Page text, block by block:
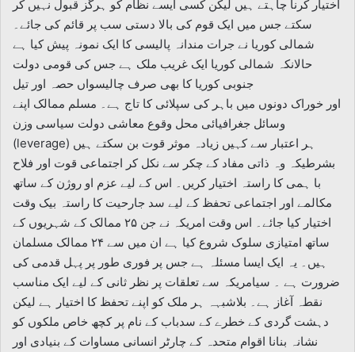
اختیار کرنا چاہتے ہیں لیکن کسی ایسے نظام کو ہرگز قبول نہیں کر
سکتے جس میں ایک قوم کی بالا دستی سب پر قائم کی جائے۔
شمالی کوریا نے جرات مندانہ پالیسی کا ایک نمونہ پیش کیا ہے
حالانکہ شمالی کوریا ایک غریب ملک ہے جس کی قومی دولت
جنوبی کوریا کا بھی صرف چالیسواں حصہ اور تیل
اور خوراک دونوں میں باہر کی سپلائی کا تاج ہے۔ مسلم ممالک اپنے
وسائل جغرافیائی محل وقوع معاشی دولت سیاسی وزن
(leverage) ہر اعتبار سے کہیں زیادہ موثر قوت بن سکتے ہیں
بشرطیکہ وہ ذاتی مفاد کے چکر سے نکل کر اجتماعی قوت اور فلاح
با ہمی کا راستہ اختیار کریں۔ اس کے لیے عزم او روژن کے ساتھ
مکالمے اور اجتماعی تحفظ کے لیے سد جارحیت کا راستہ بیک وقت
اختیار کیا جائے۔ اس وقت امریکہ نے جن ۲۵ ممالک کے شہریوں کے
ساتھ امتیازی سلوک شروع کیا ہے ان میں سے ۲۴ ممالک مسلمان
ہیں۔ یہ ایک ایسا مسئلہ ہے جس پر فوری طور پر پہل قدمی کی
ضرورت ہے ۔ سیامریکہ سے تعلقات پر نظر ثانی کے لیے ایک مناسب
نقطہ آغاز ہے۔ بلاشبہہ ہر ملک کو اپنے تحفظ کا اختیار ہے لیکن
دہشت گردی کے خطرے کے سدباب کے نام پر کچھ خاص ملکوں کو
نشانہ بنانا اقوام متحدہ کے چارٹر انسانی مساوات کے بنیادی اور